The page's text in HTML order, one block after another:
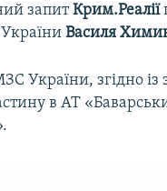
запитКрим.Реалії
Василя
України, згідно
в АТ